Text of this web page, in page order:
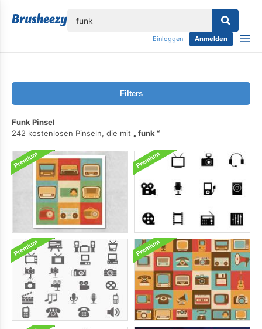
Einloggen Anmelden
Filters
Funk Pinsel
242 kostenlosen Pinseln, die mit
funk